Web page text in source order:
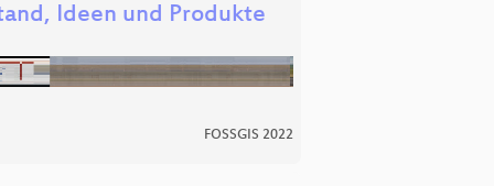
Ideen und Produkte
FOSSGIS 2022